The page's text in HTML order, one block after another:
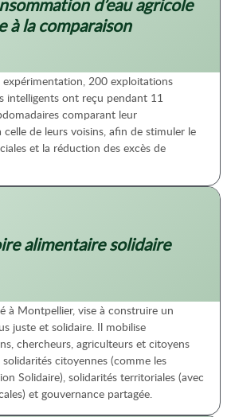
à la comparaison
200 exploitations
intelligents ont reçu pendant 11
comparant leur
de leurs voisins, afin de stimuler le
et la réduction des excès de
alimentaire solidaire
à Montpellier, vise à construire un
juste et solidaire. Il mobilise
chercheurs, agriculteurs et citoyens
citoyennes (comme les
Solidaire), solidarités territoriales (avec
et gouvernance partagée.